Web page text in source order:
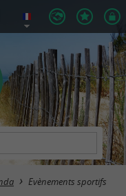
Evènements sportifs